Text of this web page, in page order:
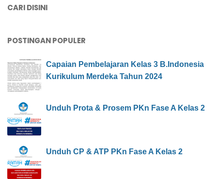
CARI DISINI
POSTINGAN POPULER
Capaian Pembelajaran Kelas 3 B.Indonesia
Kurikulum Merdeka Tahun 2024
Unduh Prota & Prosem PKn Fase A Kelas 2
Unduh CP & ATP PKn Fase A Kelas 2